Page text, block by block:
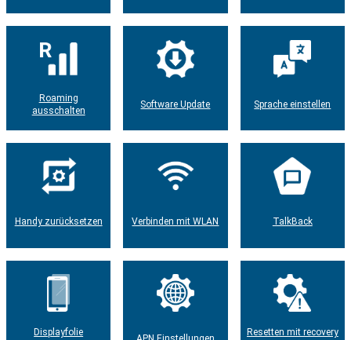
Roaming
ausschalten
Software Update Sprache einstellen
Handy zurücksetzen Verbinden mit WLAN TalkBack
Displayfolie
Resetten mit recovery